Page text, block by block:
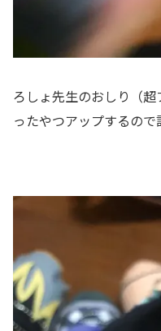
ろしょ先生のおしり（
ったやつアップするの